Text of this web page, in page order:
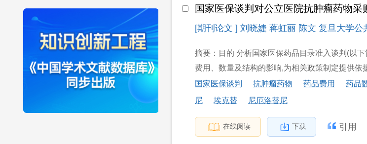
国家医保谈判对公立医院抗肿瘤药物
[期刊论文 ] 刘晓婕 蒋虹丽 陈文 复旦大学
摘要：目的 分析国家医保药品目录准入谈判(以
费用、数量及结构的影响,为相关政策制定提供
国家医保谈判
抗肿瘤药物 药品费用 药品
尼
埃克替 尼厄洛替尼
在线阅读 下载 引用